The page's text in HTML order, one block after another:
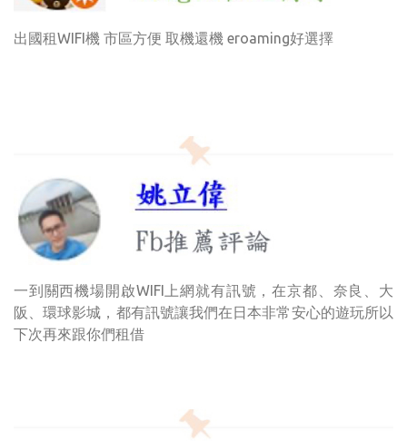
出國租WIFI機 市區方便 取機還機 eroaming好選擇
一到關西機場開啟WIFI上網就有訊號，在京都、奈良、大
阪、環球影城，都有訊號讓我們在日本非常安心的遊玩所以
下次再來跟你們租借